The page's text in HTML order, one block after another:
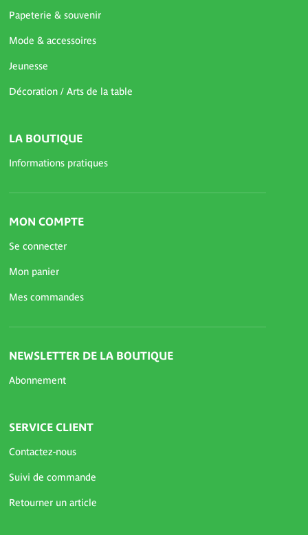
Papeterie & souvenir
Mode & accessoires
Jeunesse
Décoration / Arts de la table
LA BOUTIQUE
Informations pratiques
MON COMPTE
Se connecter
Mon panier
Mes commandes
NEWSLETTER DE LA BOUTIQUE
Abonnement
SERVICE CLIENT
Contactez-nous
Suivi de commande
Retourner un article